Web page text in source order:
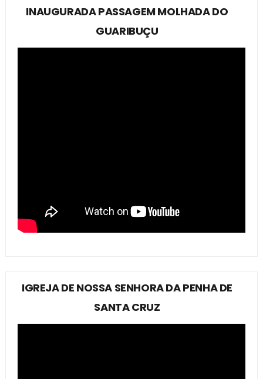
INAUGURADA PASSAGEM MOLHADA DO
GUARIBUÇU
IGREJA DE NOSSA SENHORA DA PENHA DE
SANTA CRUZ